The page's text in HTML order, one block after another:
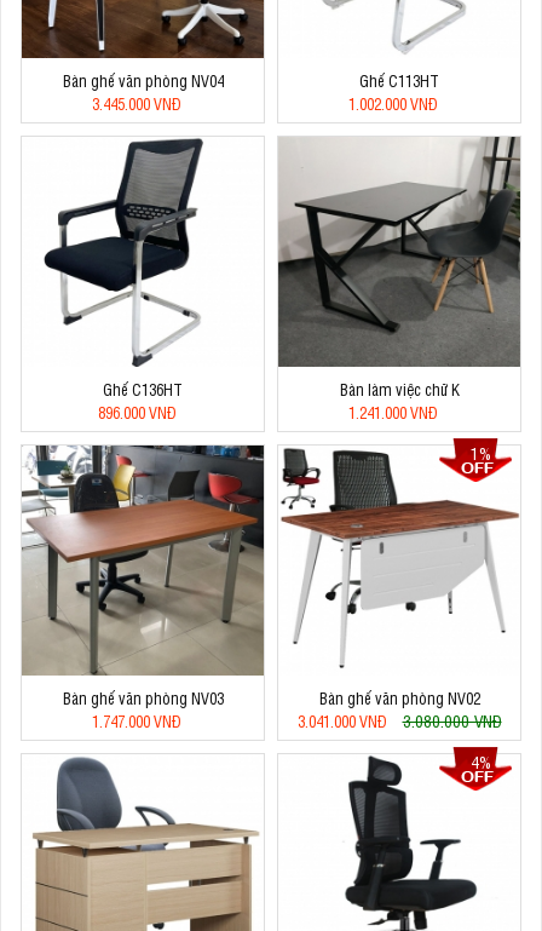
Bàn ghế văn phòng NV04
3.445.000 VNĐ
Ghế C113HT
1.002.000 VNĐ
Ghế C136HT
896.000 VNĐ
Bàn làm việc chữ K
1.241.000 VNĐ
Bàn ghế văn phòng NV03
1.747.000 VNĐ
1%
Bàn ghế văn phòng NV02
3.041.000 VNĐ
3.080.000 VNĐ
4%